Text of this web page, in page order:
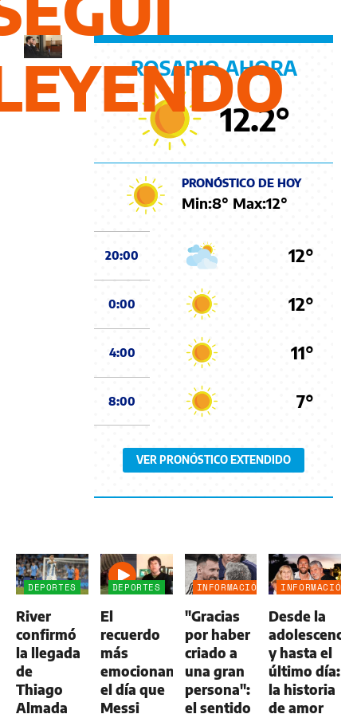
prisión
ROSARIO AHORA
12.2°
PRONÓSTICO DE HOY
Min:8° Max:12°
20:00 12°
0:00 12°
4:00 11°
8:00 7°
VER PRONÓSTICO EXTENDIDO
DEPORTES
River
confirmó
la llegada
de
Thiago
Almada
DEPORTES
El
recuerdo
más
emocionante:
el día que
Messi
INFORMACIÓN
"Gracias
por haber
criado a
una gran
persona":
el sentido
INFORMACIÓN
Desde la
adolescencia
y hasta el
último día:
la historia
de amor